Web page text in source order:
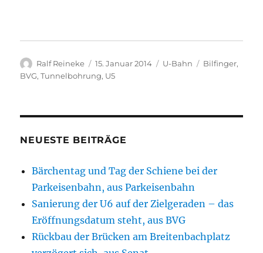
Autor
Ralf Reineke
Veröffentlicht
am
15. Januar 2014 Kategorien
U-Bahn Schlagwörter
Bilfinger,
BVG,Tunnelbohrung, U5
NEUESTE BEITRÄGE
Bärchentag und Tag der Schiene bei der
Parkeisenbahn, aus Parkeisenbahn
Sanierung der U6 auf der Zielgeraden – das
Eröffnungsdatum steht, aus BVG
Rückbau der Brücken am Breitenbachplatz